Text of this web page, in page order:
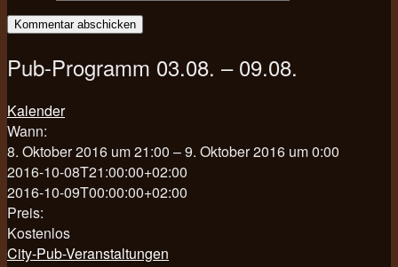
Pub-Programm 03.08. – 09.08.
Kalender
Wann:
8. Oktober 2016 um 21:00 – 9. Oktober 2016 um 0:00
2016-10-08T21:00:00+02:00
2016-10-09T00:00:00+02:00
Preis:
Kostenlos
City-Pub-Veranstaltungen